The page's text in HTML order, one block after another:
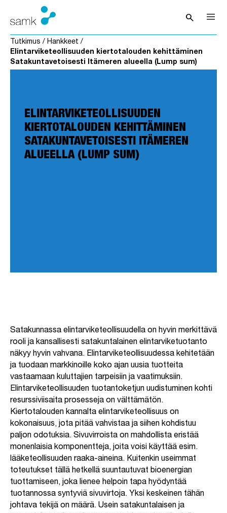
Siirry sisältöön
searchAvaa haku
Tutkimus / Hankkeet /
Elintarviketeollisuuden kiertotalouden kehittäminen
Satakuntavetoisesti Itämeren alueella (Lump sum)
ELINTARVIKETEOLLISUUDEN
KIERTOTALOUDEN KEHITTÄMINEN
SATAKUNTAVETOISESTI ITÄMEREN
ALUEELLA (LUMP SUM)
Satakunnassa elintarviketeollisuudella on hyvin merkittävä
rooli ja kansallisesti satakuntalainen elintarviketuotanto
näkyy hyvin vahvana. Elintarviketeollisuudessa kehitetään
ja tuodaan markkinoille koko ajan uusia tuotteita
vastaamaan kuluttajien tarpeisiin ja vaatimuksiin.
Elintarviketeollisuuden tuotantoketjun uudistuminen kohti
resurssiviisaita prosesseja on välttämätön.
Kiertotalouden kannalta elintarviketeollisuus on
kokonaisuus, jota pitää vahvistaa ja siihen kohdistuu
paljon odotuksia. Sivuvirroista on mahdollista eristää
monenlaisia komponentteja, joita voisi käyttää esim.
lääketeollisuuden raaka-aineina. Kuitenkin useimmat
toteutukset tällä hetkellä suuntautuvat bioenergian
tuottamiseen, joka lienee helpoin tapa hyödyntää
tuotannossa syntyviä sivuvirtoja. Yksi keskeinen tähän
johtava tekijä on määrä. Usein satakuntalaisen ja